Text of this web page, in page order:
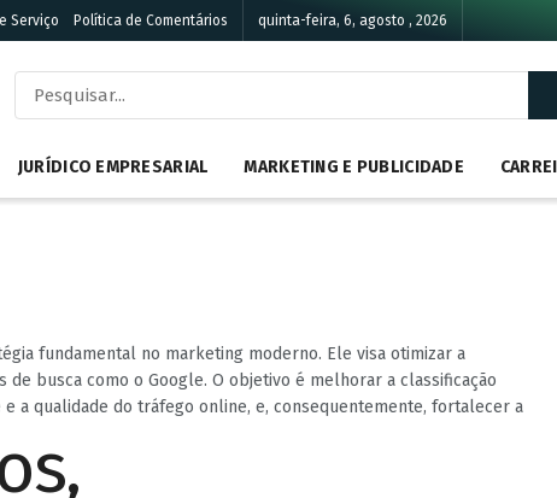
Serviço Política de Comentários quinta-feira, 6, agosto , 2026
JURÍDICO EMPRESARIAL MARKETING E PUBLICIDADE
fundamental no marketing moderno. Ele visa otimizar a
busca como o Google. O objetivo é melhorar a classificação
a qualidade do tráfego online, e, consequentemente, fortalecer a